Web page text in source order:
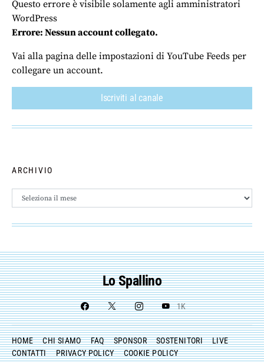
Questo errore è visibile solamente agli amministratori
WordPress
Errore: Nessun account collegato.
Vai alla pagina delle impostazioni di YouTube Feeds per
collegare un account.
Iscriviti al canale
ARCHIVIO
Archivio
Lo Spallino
1K
HOME CHI SIAMO FAQ SPONSOR SOSTENITORI
LIVE
CONTATTI
PRIVACY POLICY COOKIE POLICY